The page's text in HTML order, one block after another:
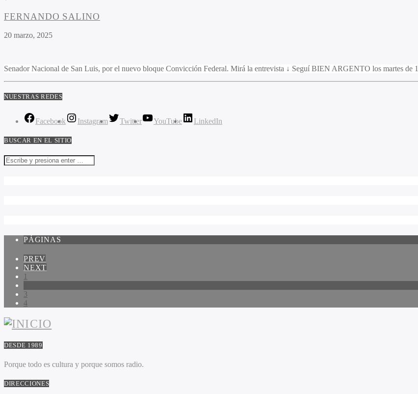
FERNANDO SALINO
20 marzo, 2025
Senador Nacional de San Luis, por el nuevo bloque Convicción Federal. Mirá la entrevista ↓ Seguí BIEN ARGENTO los martes de
NUESTRAS REDES
Facebook Instagram Twitter YouTube LinkedIn
BUSCAR EN EL SITIO
PÁGINAS
PREV
NEXT
1
3
4
DESDE 1989
Porque todo es cultura y porque somos radio.
DIRECCIONES